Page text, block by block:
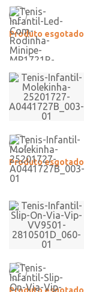
Produto esgotado
Produto esgotado